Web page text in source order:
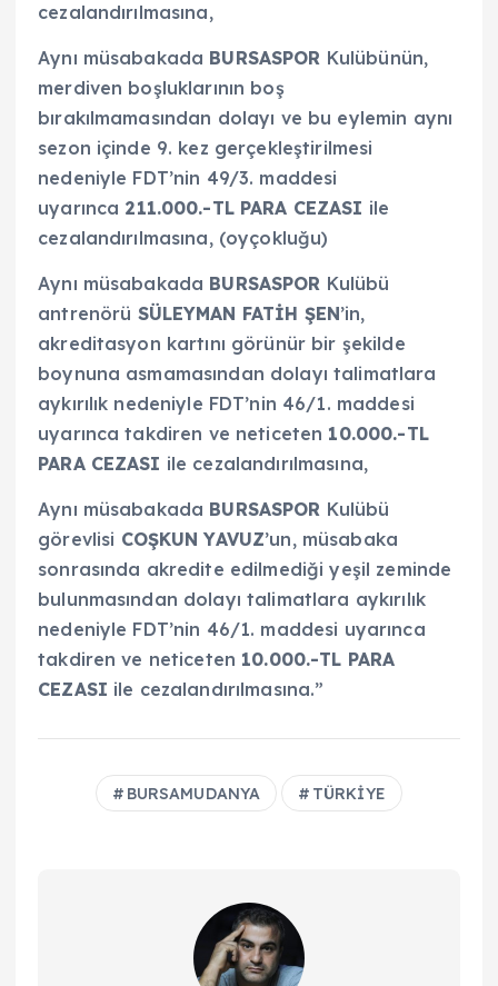
cezalandırılmasına,
Aynı müsabakada BURSASPOR Kulübünün,
merdiven boşluklarının boş
bırakılmamasından dolayı ve bu eylemin aynı
sezon içinde 9. kez gerçekleştirilmesi
nedeniyle FDT’nin 49/3. maddesi
uyarınca 211.000.-TL PARA CEZASI ile
cezalandırılmasına, (oyçokluğu)
Aynı müsabakada BURSASPOR Kulübü
antrenörü SÜLEYMAN FATİH ŞEN’in,
akreditasyon kartını görünür bir şekilde
boynuna asmamasından dolayı talimatlara
aykırılık nedeniyle FDT’nin 46/1. maddesi
uyarınca takdiren ve neticeten 10.000.-TL
PARA CEZASI ile cezalandırılmasına,
Aynı müsabakada BURSASPOR Kulübü
görevlisi COŞKUN YAVUZ’un, müsabaka
sonrasında akredite edilmediği yeşil zeminde
bulunmasından dolayı talimatlara aykırılık
nedeniyle FDT’nin 46/1. maddesi uyarınca
takdiren ve neticeten 10.000.-TL PARA
CEZASI ile cezalandırılmasına.”
BURSAMUDANYA TÜRKİYE